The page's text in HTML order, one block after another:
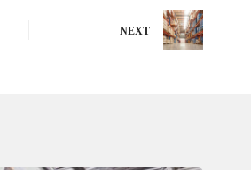
NEXT